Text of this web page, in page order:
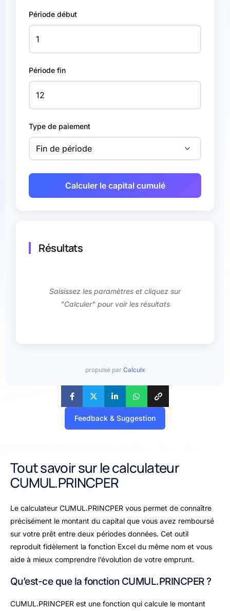
Période début
Période fin
Type de paiement
Calculer le capital cumulé
Résultats
Saisissez les paramètres et cliquez sur
"Calculer" pour voir les résultats
propulsé par Calculx
Feedback & Suggestion
Tout savoir sur le calculateur
CUMUL.PRINCPER
Le calculateur CUMUL.PRINCPER vous permet de connaître
précisément le montant du capital que vous avez remboursé
sur votre prêt entre deux périodes données. Cet outil
reproduit fidèlement la fonction Excel du même nom et vous
aide à mieux comprendre l’évolution de votre emprunt.
Qu’est-ce que la fonction CUMUL.PRINCPER ?
CUMUL.PRINCPER est une fonction qui calcule le montant